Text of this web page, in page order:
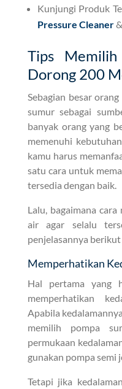
Kunjungi Produk
Pressure Cleaner&
Tips
Dorong 200
Sebagian besar
sumur sebagai
banyak orang yang
memenuhi
kamu harus
satu cara untuk
tersedia dengan baik.
Lalu, bagaimana
air agar selalu
penjelasannya
Memperhatikan
Hal pertama yang
memperhatikan
Apabila
memilih pompa
permukaan
gunakan pompa semi
Tetapi jika